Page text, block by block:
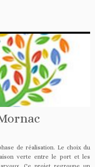
de réalisation. Le choix du
verte entre le port et les